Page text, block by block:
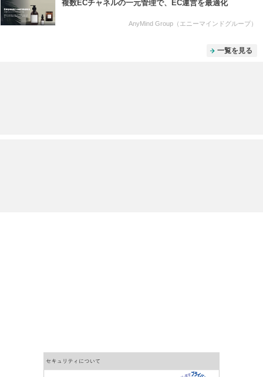
複数ECチャネルの一元管理で、EC運営を最適化
AnyMind Group（エニーマインドグループ）
一覧を見る